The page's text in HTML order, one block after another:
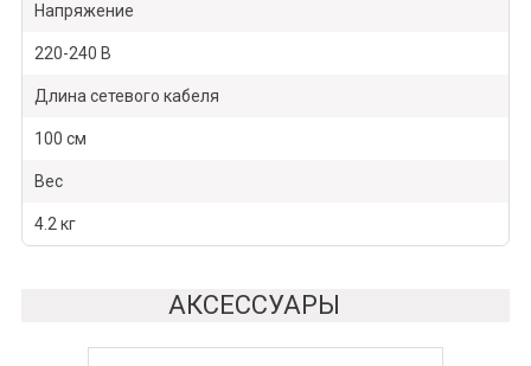
Напряжение
220-240 В
Длина сетевого кабеля
100 см
Вес
4.2 кг
АКСЕССУАРЫ